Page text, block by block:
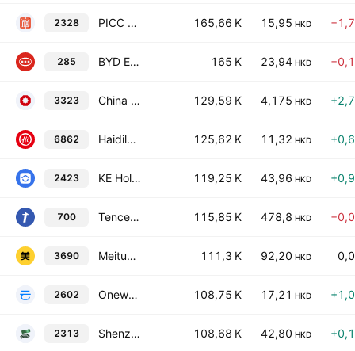
2328 PICC Property & Casualty Co., Ltd. Class H 165,66 K 15,95 HKD
285 BYD Electronic (International) Co., Ltd. 165 K 23,94 HKD
3323 China National Building Material Co. Ltd. Class H 129,59 K 4,175 HKD
6862 Haidilao International Holding Ltd. 125,62 K 11,32 HKD
2423 KE Holdings, Inc. Class A 119,25 K 43,96 HKD
700 Tencent Holdings Ltd 115,85 K 478,8 HKD
3690 Meituan Class B 111,3 K 92,20 HKD
2602 Onewo, Inc. Class H 108,75 K 17,21 HKD
2313 Shenzhou International Group Holdings Limited 108,68 K 42,80 HKD